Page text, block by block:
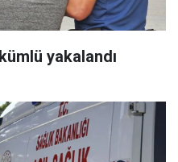
yakalandı